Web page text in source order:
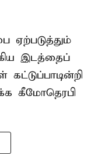
ஏற்படுத்தும்
இடத்தைப்
கட்டுப்பாடின்றி
கீமோதெரபி